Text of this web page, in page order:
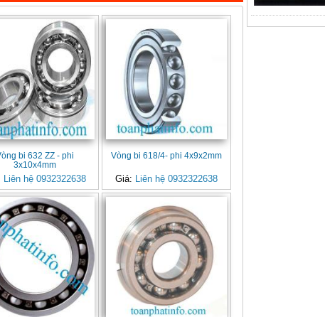
bi 632 ZZ - phi
3x10x4mm
Liên hệ 0932322638
Vòng bi 618/4- phi 4x9x2mm
Giá: Liên hệ 0932322638